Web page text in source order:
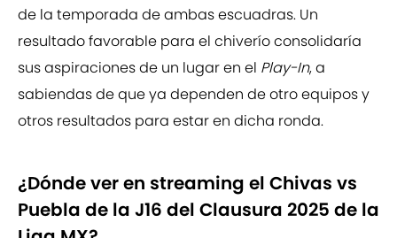
de la temporada de ambas escuadras. Un
resultado favorable para el chiverío consolidaría
sus aspiraciones de un lugar en el Play-In, a
sabiendas de que ya dependen de otro equipos y
otros resultados para estar en dicha ronda.
¿Dónde ver en streaming el Chivas vs
Puebla de la J16 del Clausura 2025 de la